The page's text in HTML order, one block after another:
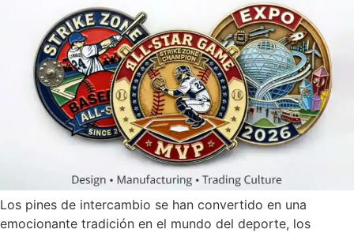
Los pines de intercambio se han convertido en una
emocionante tradición en el mundo del deporte, los